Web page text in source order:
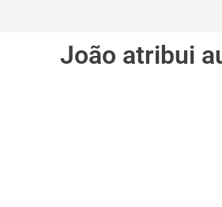
João atribui